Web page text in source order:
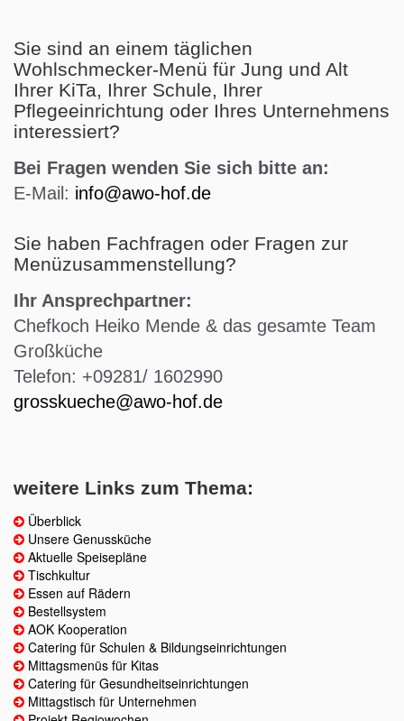
Sie sind an einem täglichen
Wohlschmecker-Menü für Jung und Alt
Ihrer KiTa, Ihrer Schule, Ihrer
Pflegeeinrichtung oder Ihres Unternehmens
interessiert?
Bei Fragen wenden Sie sich bitte an:
E-Mail: info@awo-hof.de
Sie haben Fachfragen oder Fragen zur
Menüzusammenstellung?
Ihr Ansprechpartner:
Chefkoch Heiko Mende & das gesamte Team
Großküche
Telefon: +09281/ 1602990
grosskueche@awo-hof.de
weitere Links zum Thema:
Überblick
Unsere Genussküche
Aktuelle Speisepläne
Tischkultur
Essen auf Rädern
Bestellsystem
AOK Kooperation
Catering für Schulen & Bildungseinrichtungen
Mittagsmenüs für Kitas
Catering für Gesundheitseinrichtungen
Mittagstisch für Unternehmen